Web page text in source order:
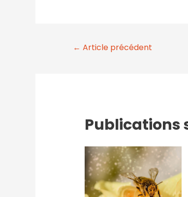
← Article précédent
Publications